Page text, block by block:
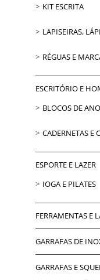
KIT ESCRITA
LAPISEIRAS,
RÉGUAS E
ESCRITÓRIO E
BLOCOS DE
CADERNETAS E
ESPORTE E LAZER
IOGA E PILATES
FERRAMENTAS E
GARRAFAS DE
GARRAFAS E